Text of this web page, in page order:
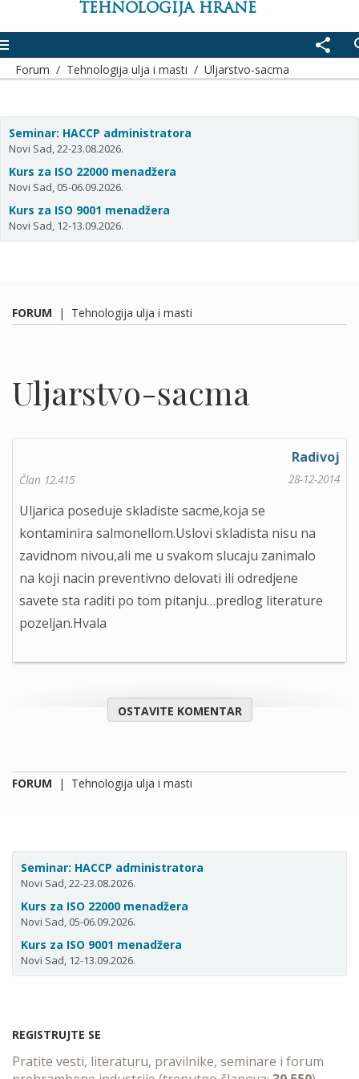
TEHNOLOGIJA HRANE
share
Forum / Tehnologija ulja i masti / Uljarstvo-sacma
Seminar: HACCP administratora
Novi Sad, 22-23.08.2026.
Kurs za ISO 22000 menadžera
Novi Sad, 05-06.09.2026.
Kurs za ISO 9001 menadžera
Novi Sad, 12-13.09.2026.
FORUM | Tehnologija ulja i masti
Uljarstvo-sacma
Radivoj
Član 12.415 28-12-2014
Uljarica poseduje skladiste sacme,koja se
kontaminira salmonellom.Uslovi skladista nisu na
zavidnom nivou,ali me u svakom slucaju zanimalo
na koji nacin preventivno delovati ili odredjene
savete sta raditi po tom pitanju…predlog literature
pozeljan.Hvala
OSTAVITE KOMENTAR
FORUM | Tehnologija ulja i masti
Seminar: HACCP administratora
Novi Sad, 22-23.08.2026.
Kurs za ISO 22000 menadžera
Novi Sad, 05-06.09.2026.
Kurs za ISO 9001 menadžera
Novi Sad, 12-13.09.2026.
REGISTRUJTE SE
Pratite vesti, literaturu, pravilnike, seminare i forum